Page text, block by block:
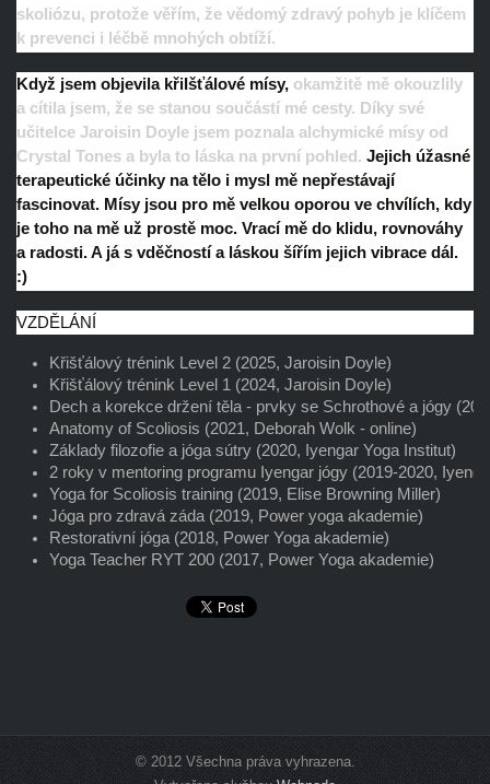
skoliózu, protože věřím, že vědomý zdravý pohyb je klíčem
k prevenci i léčbě mnohých obtíží.
Když jsem objevila křiIšťálové mísy, okamžitě mě okouzlily
a cítila jsem, že se stanou součástí mé cesty. Díky své
učitelce Jaroisin Doyle jsem poznala alchymické mísy od
Crystal Tones a byla to láska na první pohled. Jejich úžasné
terapeutické účinky na tělo i mysl mě nepřestávají
fascinovat. Mísy jsou pro mě velkou oporou ve chvílích, kdy
je toho na mě už prostě moc. Vrací mě do klidu, rovnováhy
a radosti. A já s vděčností a láskou šířím jejich vibrace dál.
:)
VZDĚLÁNÍ
Křišťálový trénink Level 2 (2025, Jaroisin Doyle)
Křišťálový trénink Level 1 (2024, Jaroisin Doyle)
Dech a korekce držení těla - prvky se Schrothové a jógy
Anatomy of Scoliosis (2021, Deborah Wolk - online)
Základy filozofie a jóga sútry (2020, Iyengar Yoga Institut)
2 roky v mentoring programu Iyengar jógy (2019-2020,
Yoga for Scoliosis training (2019, Elise Browning Miller)
Jóga pro zdravá záda (2019, Power yoga akademie)
Restorativní jóga (2018, Power Yoga akademie)
Yoga Teacher RYT 200 (2017, Power Yoga akademie)
© 2012 Všechna práva vyhrazena.